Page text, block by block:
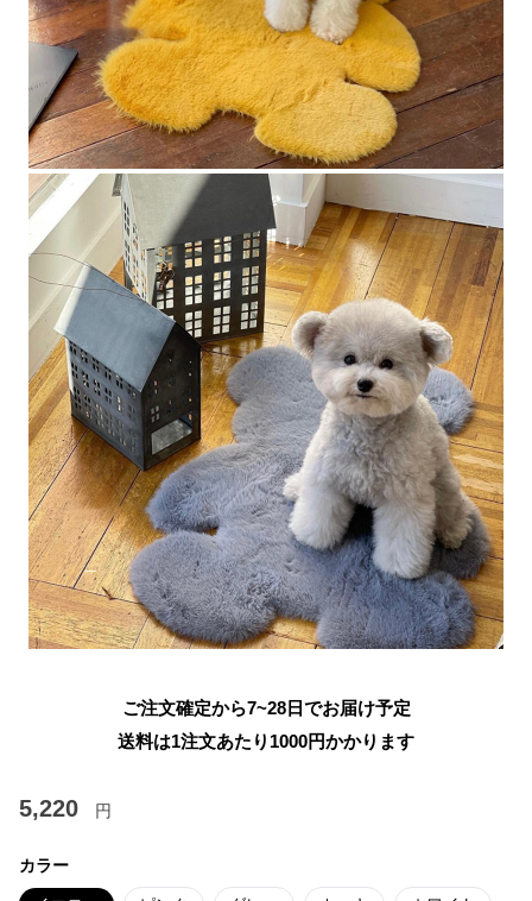
ご注文確定から7~28日でお届け予定
送料は1注文あたり 1000円かかります
5,220 円
カラー